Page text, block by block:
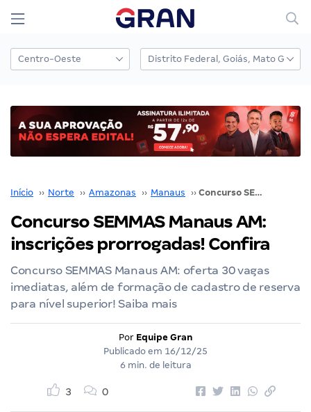
Início ›› Norte ›› Amazonas ›› Manaus ›› Concurso SEMMAS Manaus AM: inscrições prorrogadas! Confira
Concurso SEMMAS Manaus AM:
inscrições prorrogadas! Confira
Concurso SEMMAS Manaus AM: oferta 30 vagas
imediatas, além de formação de cadastro de reserva
para nível superior! Saiba mais
Por Equipe Gran
Publicado em 16/12/25
6 min. de leitura
3 0